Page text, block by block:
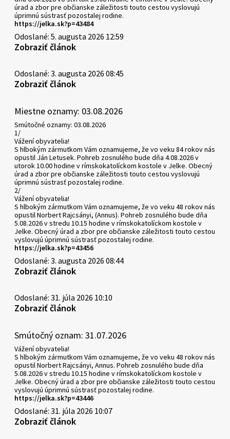
úrad a zbor pre občianske záležitosti touto cestou vyslovujú
úprimnú sústrasť pozostalej rodine.
https://jelka.sk?p=43484
Odoslané: 5. augusta 2026 12:59
Zobraziť článok
Odoslané: 3. augusta 2026 08:45
Zobraziť článok
Miestne oznamy: 03.08.2026
Smútočné oznamy: 03.08.2026
1/
Vážení obyvatelia!
S hlbokým zármutkom Vám oznamujeme, že vo veku 84 rokov nás
opustil Ján Letusek. Pohreb zosnulého bude dňa 4.08.2026 v
utorok 10.00 hodine v rímskokatolíckom kostole v Jelke. Obecný
úrad a zbor pre občianske záležitosti touto cestou vyslovujú
úprimnú sústrasť pozostalej rodine.
2/
Vážení obyvatelia!
S hlbokým zármutkom Vám oznamujeme, že vo veku 48 rokov nás
opustil Norbert Rajcsányi, (Annus). Pohreb zosnulého bude dňa
5.08.2026 v stredu 10.15 hodine v rímskokatolíckom kostole v
Jelke. Obecný úrad a zbor pre občianske záležitosti touto cestou
vyslovujú úprimnú sústrasť pozostalej rodine.
https://jelka.sk?p=43456
Odoslané: 3. augusta 2026 08:44
Zobraziť článok
Odoslané: 31. júla 2026 10:10
Zobraziť článok
Smútočný oznam: 31.07.2026
Vážení obyvatelia!
S hlbokým zármutkom Vám oznamujeme, že vo veku 48 rokov nás
opustil Norbert Rajcsányi, Annus. Pohreb zosnulého bude dňa
5.08.2026 v stredu 10.15 hodine v rímskokatolíckom kostole v
Jelke. Obecný úrad a zbor pre občianske záležitosti touto cestou
vyslovujú úprimnú sústrasť pozostalej rodine.
https://jelka.sk?p=43446
Odoslané: 31. júla 2026 10:07
Zobraziť článok